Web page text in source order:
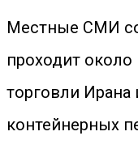
Местные СМИ
проходит
торговли Ирана
контейнерных